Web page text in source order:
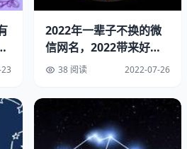
心，喜欢主人为了，每当遇见别人
帮忙，不惧奸恶，见到有欺善怕恶
公义，虽说现在出现很多碰瓷党，
被讹诈，但他们相信公义自在人
兔：属狗的人和属兔的人两个人
2022年一辈子不换的微
信网名，2022带来好运
微信网名能带来好运气的
38 阅读 2022-07-26